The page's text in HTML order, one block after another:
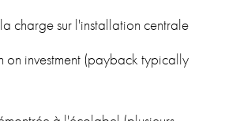
charge sur l'installation centrale
on investment (payback typically